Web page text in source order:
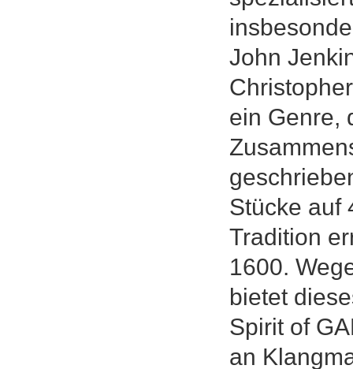
John
ein Genre,
Stücke auf
Tradition
1600.
bietet
Spirit of
an